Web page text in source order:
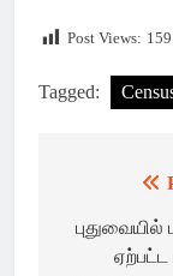
Post Views: 159
Tagged:
ஏற்பட்ட